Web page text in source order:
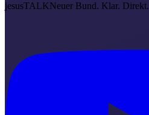
jesusTALKNeuer Bund. Klar. Direkt.